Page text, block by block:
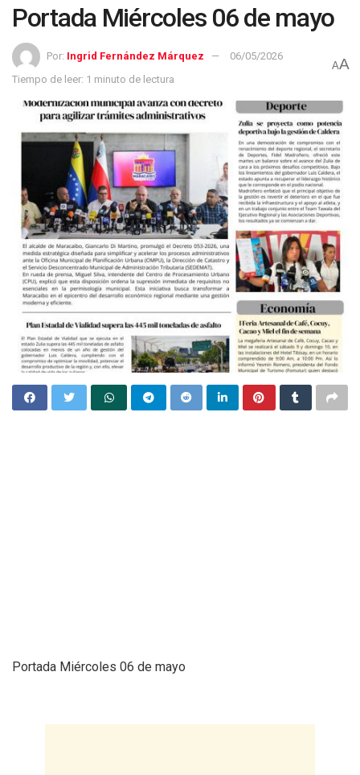
Portada Miércoles 06 de mayo
Por: Ingrid Fernández Márquez
06/05/2026
Tiempo de leer: 1 minuto de lectura
AA
Portada Miércoles 06 de mayo